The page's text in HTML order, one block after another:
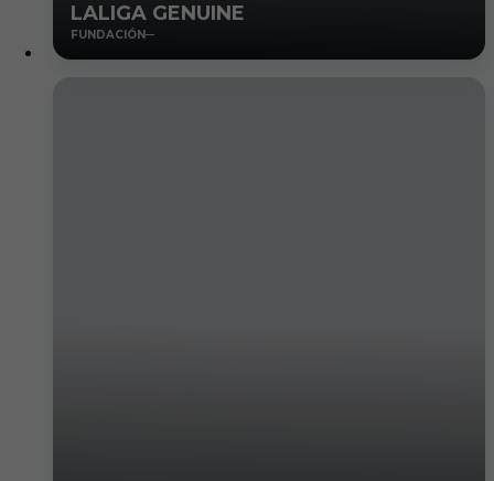
LALIGA GENUINE
FUNDACIÓN